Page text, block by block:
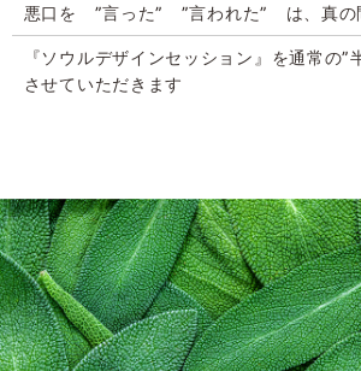
悪口を ”言った” ”言われた” は、真の
『ソウルデザインセッション』を通常の”
させていただきます